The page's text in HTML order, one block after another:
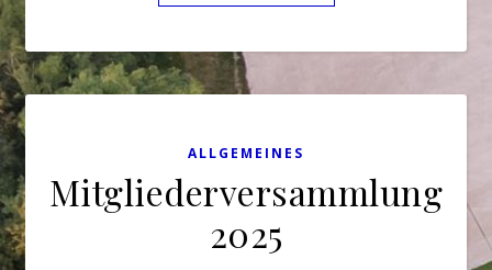
ALLGEMEINES
Mitgliederversammlung
2025